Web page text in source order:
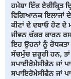
ਹਮੇਸ਼ਾ ਇੱਕ ਏਕੀਕ੍ਰਿਤ
ਵਿਗਿਆਨਕ ਇਲਾਜਾਂ
ਕੀਟਾਂ ਦੇ ਦਬਾਓ ਹੋਣ ਦੇ
ਜੀਵਨ ਚੱਕਰ ਕਾਰਨ
ਇਹ ਉਹਨਾਂ ਨੂੰ ਰੋਧਕਤਾ
ਸੱਚਮੁੱਚ ਜ਼ਰੂਰੀ ਹਨ,
ਸਪਾਈਰੋਮੇਸੀਫੇਨ ਜਾਂ
ਸਪਾਇਰੋਮੇਸੀਫੈਨ ਜਾਂ